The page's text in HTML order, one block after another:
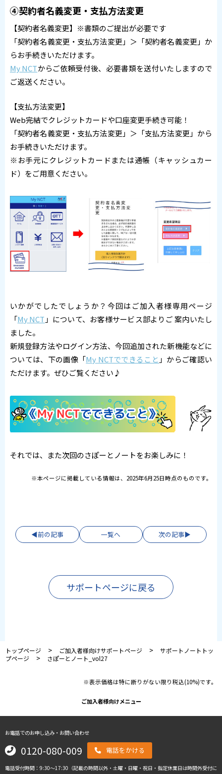
④契約者名義変更・支払方法変更
【契約者名義変更】※書類のご提出が必要です
「契約者名義変更・支払方法変更」＞「契約者名義変更」か
らお手続きいただけます。
My NCTからご依頼受付後、必要書類を送付いたしますので
ご返送ください。
【支払方法変更】
Web完結でクレジットカードや口座変更手続き可能！
「契約者名義変更・支払方法変更」＞「支払方法変更」から
お手続きいただけます。
※お手元にクレジットカードまたは通帳（キャッシュカー
ド）をご用意ください。
いかがでしたでしょうか？今回はご加入者様専用ページ
「My NCT 」について、お客様サービス部よりご 案内いたし
ました。
新規登録方法やログイン方法、今回追加された新機能などに
ついては、下の画像「My NCTでできること 」からご確認い
ただけます。ぜひご覧ください♪
それでは、また次回のさぽーとノートをお楽しみに！
※本ページに掲載している情報は、2025年6月25日時点のものです。
前の記事 一覧へ 次の記事
サポートページに戻る
トップページ > ご加入者様向けサポートページ >サポートノートトッ
プページ
> さぽーとノート_vol27
※表示価格は特に断りがない限り税込(10%)です。
ご加入者様向けメニュー
お電話でのお申し込み・お問い合わせ
0120-080-009 電話をかける
電話受付時間：9:30～17:30（記載の時間以外・土曜・日曜・祝日・指定休業日は時間外受付に